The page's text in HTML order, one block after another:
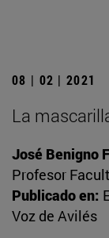
08 | 02 | 2021
La
José Benigno
Profesor
Publicado en:
Voz de Avilés